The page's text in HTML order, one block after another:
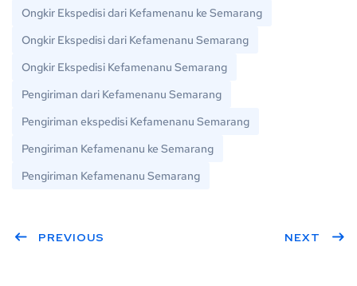
Ongkir Ekspedisi dari Kefamenanu ke Semarang
Ongkir Ekspedisi dari Kefamenanu Semarang
Ongkir Ekspedisi Kefamenanu Semarang
Pengiriman dari Kefamenanu Semarang
Pengiriman ekspedisi Kefamenanu Semarang
Pengiriman Kefamenanu ke Semarang
Pengiriman Kefamenanu Semarang
PREVIOUS NEXT